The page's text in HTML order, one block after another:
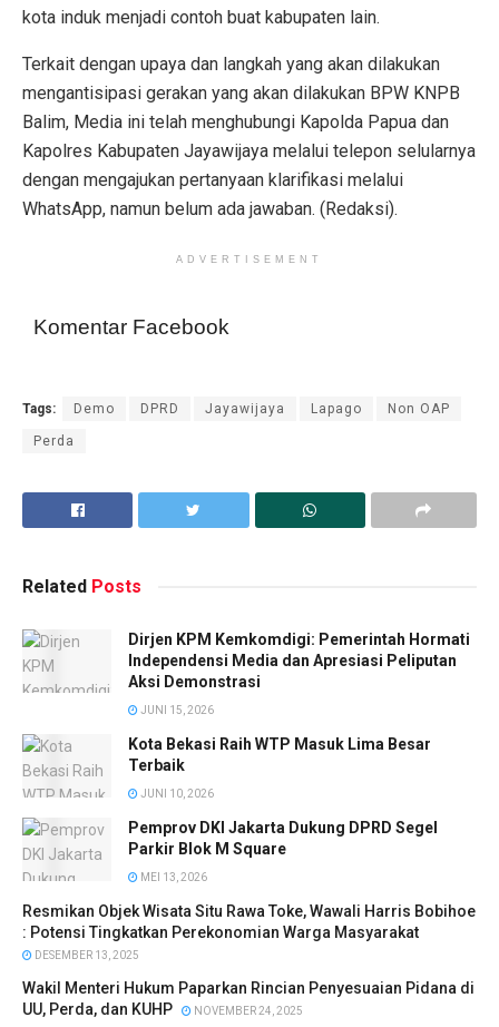
kota induk menjadi contoh buat kabupaten lain.
Terkait dengan upaya dan langkah yang akan dilakukan
mengantisipasi gerakan yang akan dilakukan BPW KNPB
Balim, Media ini telah menghubungi Kapolda Papua dan
Kapolres Kabupaten Jayawijaya melalui telepon selularnya
dengan mengajukan pertanyaan klarifikasi melalui
WhatsApp, namun belum ada jawaban. (Redaksi).
ADVERTISEMENT
Komentar Facebook
Tags: Demo DPRD Jayawijaya Lapago Non OAP
Perda
Related Posts
Dirjen KPM Kemkomdigi: Pemerintah Hormati
Independensi Media dan Apresiasi Peliputan
Aksi Demonstrasi
JUNI 15, 2026
Kota Bekasi Raih WTP Masuk Lima Besar
Terbaik
JUNI 10, 2026
Pemprov DKI Jakarta Dukung DPRD Segel
Parkir Blok M Square
MEI 13, 2026
Resmikan Objek Wisata Situ Rawa Toke, Wawali Harris Bobihoe
: Potensi Tingkatkan Perekonomian Warga Masyarakat
DESEMBER 13, 2025
Wakil Menteri Hukum Paparkan Rincian Penyesuaian Pidana di
UU, Perda, dan KUHP
NOVEMBER 24, 2025